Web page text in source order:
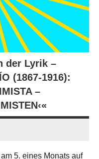
der Lyrik –
(1867-1916):
–
5. eines Monats auf